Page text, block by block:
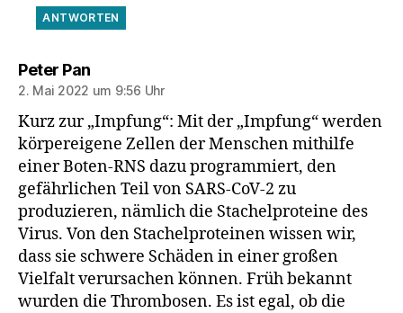
ANTWORTEN
Peter Pansagt:
2. Mai 2022 um 9:56 Uhr
Kurz zur „Impfung“: Mit der „Impfung“ werden
körpereigene Zellen der Menschen mithilfe
einer Boten-RNS dazu programmiert, den
gefährlichen Teil von SARS-CoV-2 zu
produzieren, nämlich die Stachelproteine des
Virus. Von den Stachelproteinen wissen wir,
dass sie schwere Schäden in einer großen
Vielfalt verursachen können. Früh bekannt
wurden die Thrombosen. Es ist egal, ob die